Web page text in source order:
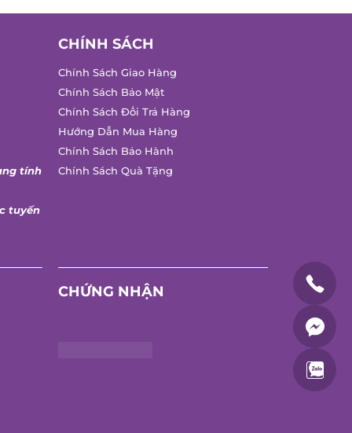
tính
tuyến
CHÍNH SÁCH
Chính Sách Giao Hàng
Chính Sách Bảo Mật
Chính Sách Đổi Trả Hàng
Hướng Dẫn Mua Hàng
Chính Sách Bảo Hành
Chính Sách Quà Tặng
CHỨNG NHẬN